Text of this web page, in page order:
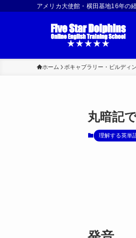
アメリカ大使館・横田基地16年の
ホーム ボキャブラリー・ビルディ
丸暗記
理解する英単